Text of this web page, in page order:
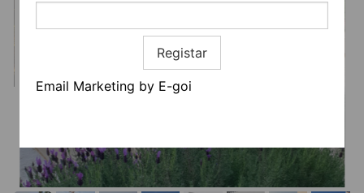
Registar
Email Marketing by E-goi